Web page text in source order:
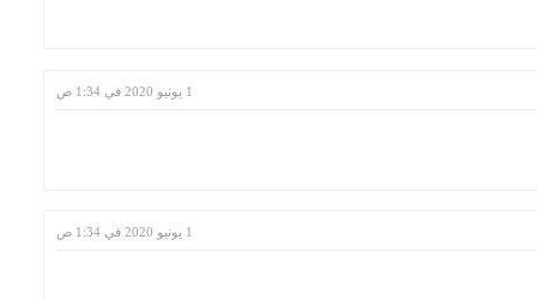
1 يونيو 2020 في 1:34 ص
1 يونيو 2020 في 1:34 ص